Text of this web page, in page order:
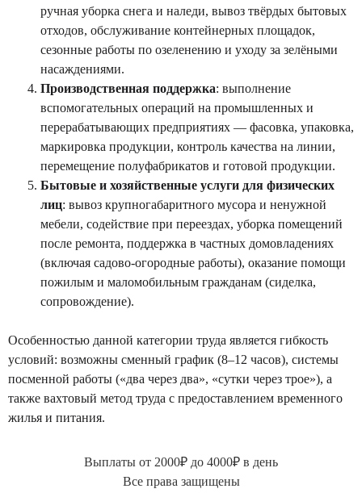
ручная уборка снега и наледи, вывоз твёрдых бытовых
отходов, обслуживание контейнерных площадок,
сезонные работы по озеленению и уходу за зелёными
насаждениями.
Производственная поддержка: выполнение
вспомогательных операций на промышленных и
перерабатывающих предприятиях — фасовка, упаковка,
маркировка продукции, контроль качества на линии,
перемещение полуфабрикатов и готовой продукции.
Бытовые и хозяйственные услуги для физических
лиц: вывоз крупногабаритного мусора и ненужной
мебели, содействие при переездах, уборка помещений
после ремонта, поддержка в частных домовладениях
(включая садово-огородные работы), оказание помощи
пожилым и маломобильным гражданам (сиделка,
сопровождение).
Особенностью данной категории труда является гибкость
условий: возможны сменный график (8–12 часов), системы
посменной работы («два через два», «сутки через трое»), а
также вахтовый метод труда с предоставлением временного
жилья и питания.
Выплаты от 2000₽ до 4000₽ в день
Все права защищены